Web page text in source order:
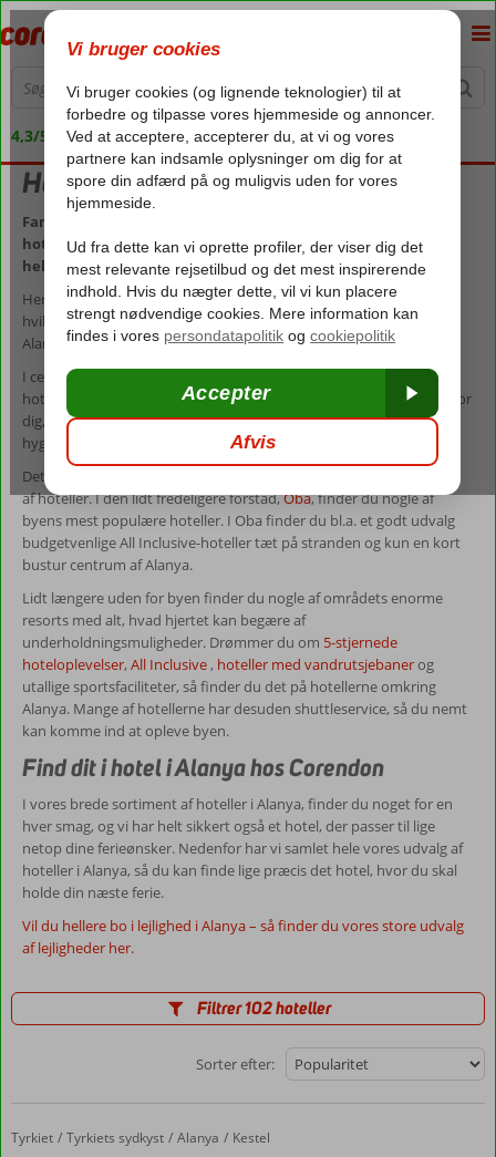
4,3/5 på Trustpilot
Hotel i Alanya
Familievenlige hoteller, luksushoteller, budgetvenlige
hoteller eller hoteller kun for voksne. I Alanyafinder du det
hele – og alt derimellem.
Her er hoteller for en hver smag og et hvert budget – og uanset
hvilket hotel, du drømmer om til din næste ferie, så finder du det i
Alanya.
I centrum af Alanya finder du mange mindre hoteller, boutique-
hoteller og
voksenhoteller. Hotellerne i centrum er et oplagt valg for
dig, der gerne bor tæt på det hele. Her bor du tæt på byens
hyggelige basar, mange restauranter og Alanyas festlige natteliv.
Det er dog langt fra kun i hjertet af Alanya, du finder et godt udvalg
af hoteller. I den lidt fredeligere forstad,Oba, finder du nogle af
byens mest populære hoteller. I Oba finder du bl.a. et godt udvalg
budgetvenlige All Inclusive-hoteller tæt på stranden og kun en kort
bustur centrum af Alanya.
Lidt længere uden for byen finder du nogle af områdets enorme
resorts med alt, hvad hjertet kan begære af
underholdningsmuligheder. Drømmer du om 5-stjernede
hoteloplevelser, All Inclusive, hoteller med vandrutsjebanerog
utallige sportsfaciliteter, så finder du det på hotellerne omkring
Alanya. Mange af hotellerne har desuden shuttleservice, så du nemt
kan komme ind at opleve byen.
Find dit i hotel i Alanya hos Corendon
I vores brede sortiment af hoteller i Alanya, finder du noget for en
hver smag, og vi har helt sikkert også et hotel, der passer til lige
netop dine ferieønsker. Nedenfor har vi samlet hele vores udvalg af
hoteller i Alanya, så du kan finde lige præcis det hotel, hvor du skal
holde din næste ferie.
Vil du hellere bo i lejlighed i Alanya – så finder du vores store udvalg
af lejligheder her.
Filtrer 102 hoteller
Sorter efter:
Forside
Tyrkiet Tyrkiets sydkyst Alanya Kestel
Club Paradiso